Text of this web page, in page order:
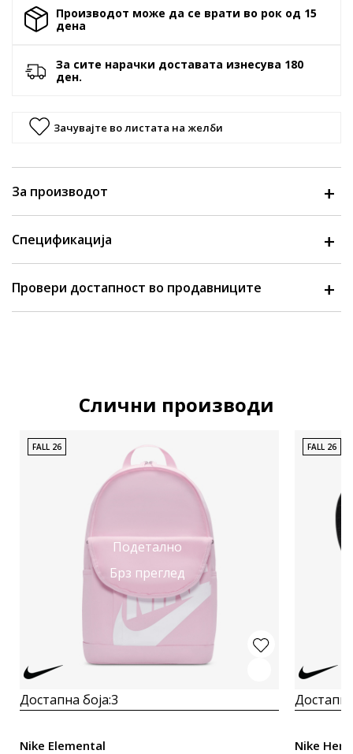
Производот може да се врати во рок од 15
денa
За сите нарачки доставата изнесува 180
ден.
Зачувајте во листата на желби
За производот
Спецификација
Провери достапност во продавниците
Слични производи
Подетално
Брз преглед
FALL 26
Достапна боја:3
Nike Elemental
FALL 26
Nike